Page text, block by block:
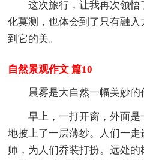
这次旅行，让我再次领
化莫测，也体会到了只有融
到它的美。
自然景观作文 篇10
晨雾是大自然一幅美妙的
早上，一打开窗，外面
地披上了一层薄纱。人们一
师，为人们乔装打扮。远处